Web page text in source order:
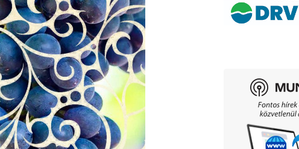
ELLÁTOTT JOGI KÉPVISELŐ